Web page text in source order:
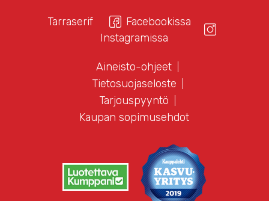
Tarraserif
Facebookissa
Instagramissa
Aineisto-ohjeet
Tietosuojaseloste
Tarjouspyyntö
Kaupan sopimusehdot